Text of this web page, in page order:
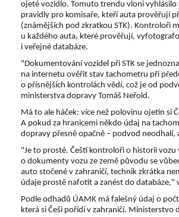
ojeté vozidlo. Tomuto trendu vloni
pravidly pro komisaře, kteří auta prověřují
(známějších pod zkratkou STK). Kontroloři
u každého auta, které prověřují,
i veřejné databáze.
"Dokumentování vozidel při STK se
na internetu ověřit stav tachometru při
o přísnějších kontrolách vědí, což je od
ministerstva dopravy Tomáš Neřold.
Má to ale háček: více než polovinu ojetin si
A pokud za hranicemi někdo údaj na
dopravy přesně opačně – podvod neodhalí,
"Je to prosté. Čeští kontroloři o historii
o dokumenty vozu ze země původu se
auto stočené v zahraničí, technik zkrátka
údaje prostě nafotit a zanést do databáze,"
Podle odhadů ÚAMK má falešný údaj o
která si Češi pořídí v zahraničí.